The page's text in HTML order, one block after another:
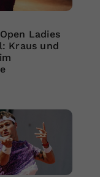
Ladies
Kraus und